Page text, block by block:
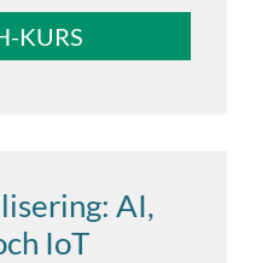
KURS
AI,
IoT